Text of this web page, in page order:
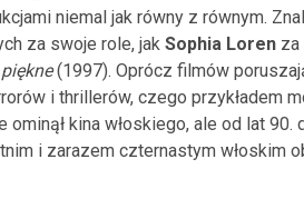
niemal jak równy z równym.
za swoje role, jak Sophia Loren za
(1997). Oprócz filmów
i thrillerów, czego przykładem
ominął kina włoskiego, ale od lat
i zarazem czternastym włoskim